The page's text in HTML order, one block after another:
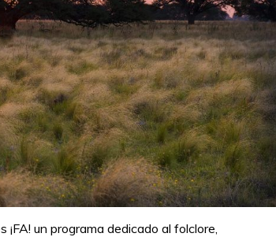
un programa dedicado al folclore,